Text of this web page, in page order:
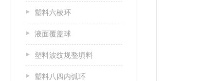
塑料六棱环
液面覆盖球
塑料波纹规整填料
塑料八四内弧环